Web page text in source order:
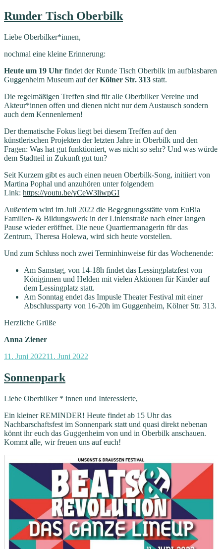
Runder Tisch Oberbilk
Liebe Oberbilker*innen,
nochmal eine kleine Erinnerung:
Heute um 19 Uhr findet der Runde Tisch Oberbilk im aufblasbaren
Guggenheim Museum auf derKölner Str. 313 statt.
Die regelmäßigen Treffen sind für alle Oberbilker Vereine und
Akteur*innen offen und dienen nicht nur dem Austausch sondern
auch dem Kennenlernen!
Der thematische Fokus liegt bei diesem Treffen auf den
künstlerischen Projekten der letzten Jahre in Oberbilk und den
Fragen: Was hat gut funktioniert, was nicht so sehr? Und was würde
dem Stadtteil in Zukunft gut tun?
Seit Kurzem gibt es auch einen neuen Oberbilk-Song, initiiert von
Martina Pophal und anzuhören unter folgendem
Link: https://youtu.be/yCeW3liwpGI
Außerdem wird im Juli 2022 die Begegnungsstätte vom EuBia
Familien- & Bildungswerk in der Linienstraße nach einer langen
Pause wieder eröffnet. Die neue Quartiermanagerin für das
Zentrum, Theresa Holewa, wird sich heute vorstellen.
Und zum Schluss noch zwei Terminhinweise für das Wochenende:
Am Samstag, von 14-18h findet das Lessingplatzfest von
Königinnen und Helden mit vielen Aktionen für Kinder auf
dem Lessingplatz statt.
Am Sonntag endet das Impusle Theater Festival mit einer
Abschlussparty von 16-20h im Guggenheim, Kölner Str. 313.
Herzliche Grüße
Anna Ziener
Veröffentlicht
11. Juni 202211. Juni 2022
Sonnenpark
Liebe Oberbilker * innen und Interessierte,
Ein kleiner REMINDER! Heute findet ab 15 Uhr das
Nachbarschaftsfest im Sonnenpark statt und quasi direkt nebenan
könnt ihr euch das Guggenheim von und in Oberbilk anschauen.
Kommt alle, wir freuen uns auf euch!